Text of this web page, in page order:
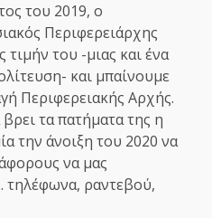
του 2019, ο
Περιφερειάρχης
του -μιας και ένα
και μπαίνουμε
Περιφερειακής Αρχής.
τα πατήματα της η
την άνοιξη του 2020 να
να μας
τηλέφωνα, ραντεβού,